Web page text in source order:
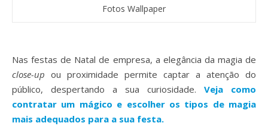
Fotos Wallpaper
Nas festas de Natal de empresa, a elegância da magia de
close-up ou proximidade permite captar a atenção do
público, despertando a sua curiosidade. Veja como
contratar um mágico e escolher os tipos de magia
mais adequados para a sua festa.